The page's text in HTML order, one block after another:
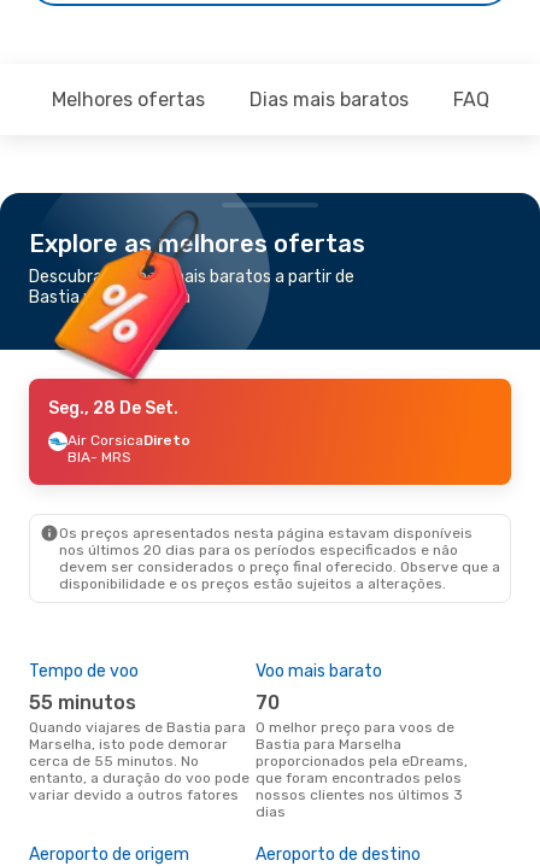
Melhores ofertas Dias mais baratos FAQ
Explore as melhores ofertas
Descubra os voos mais baratos a partir de
Bastia para Marselha
Seg., 28 De Set.
Air CorsicaDireto
BIA- MRS
Os preços apresentados nesta página estavam disponíveis
nos últimos 20 dias para os períodos especificados e não
devem ser considerados o preço final oferecido. Observe que a
disponibilidade e os preços estão sujeitos a alterações.
Tempo de voo
55 minutos
Quando viajares de Bastia para
Marselha, isto pode demorar
cerca de 55 minutos. No
entanto, a duração do voo pode
variar devido a outros fatores
Voo mais barato
70
O melhor preço para voos de
Bastia para Marselha
proporcionados pela eDreams,
que foram encontrados pelos
nossos clientes nos últimos 3
dias
Aeroporto de origem Aeroporto de destino